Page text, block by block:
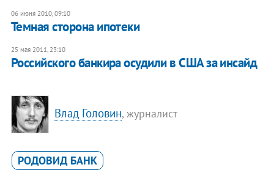
06 июня 2010, 09:10
Темная сторона ипотеки
25 мая 2011, 23:10
Российского банкира осудили в США за инсайд
Влад Головин, журналист
РОДОВИД БАНК